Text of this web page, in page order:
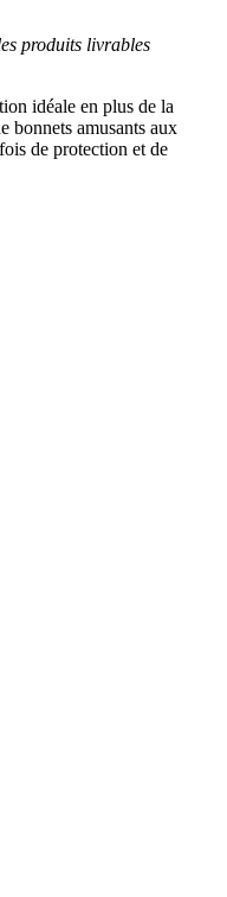
produits livrables
idéale en plus de la
bonnets amusants aux
de protection et de